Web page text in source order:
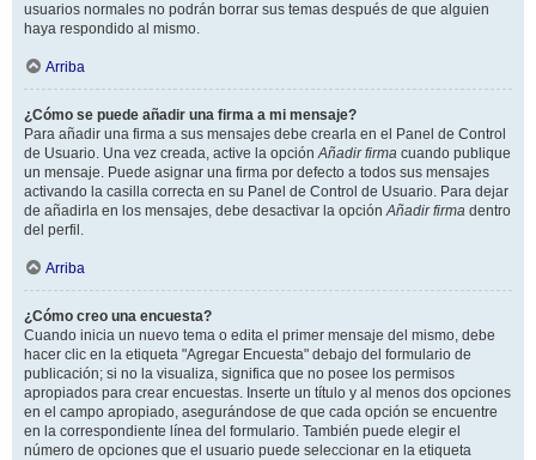
usuarios normales no podrán borrar sus temas después de que alguien
haya respondido al mismo.
Arriba
¿Cómo se puede añadir una firma a mi mensaje?
Para añadir una firma a sus mensajes debe crearla en el Panel de Control
de Usuario. Una vez creada, active la opciónAñadir firma cuando publique
un mensaje. Puede asignar una firma por defecto a todos sus mensajes
activando la casilla correcta en su Panel de Control de Usuario. Para dejar
de añadirla en los mensajes, debe desactivar la opciónAñadir firma dentro
del perfil.
Arriba
¿Cómo creo una encuesta?
Cuando inicia un nuevo tema o edita el primer mensaje del mismo, debe
hacer clic en la etiqueta "Agregar Encuesta" debajo del formulario de
publicación; si no la visualiza, significa que no posee los permisos
apropiados para crear encuestas. Inserte un título y al menos dos opciones
en el campo apropiado, asegurándose de que cada opción se encuentre
en la correspondiente línea del formulario. También puede elegir el
número de opciones que el usuario puede seleccionar en la etiqueta